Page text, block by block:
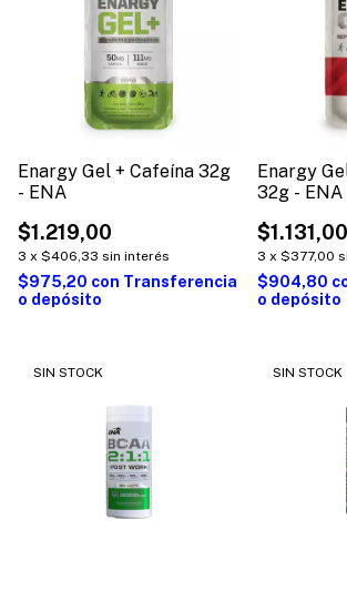
Enargy Gel + Cafeína 32g
- ENA
$1.219,00
3 x $406,33 sin interés
$975,20 con Transferencia
o depósito
Enargy
32g - ENA
$1.131,00
3 x $377,00
$904,80
o depósito
SIN STOCK SIN STOCK